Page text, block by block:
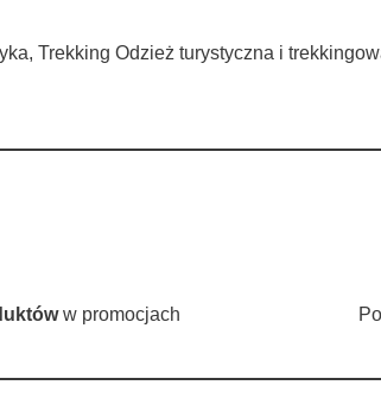
Trekking Odzież turystyczna i
w promocjach